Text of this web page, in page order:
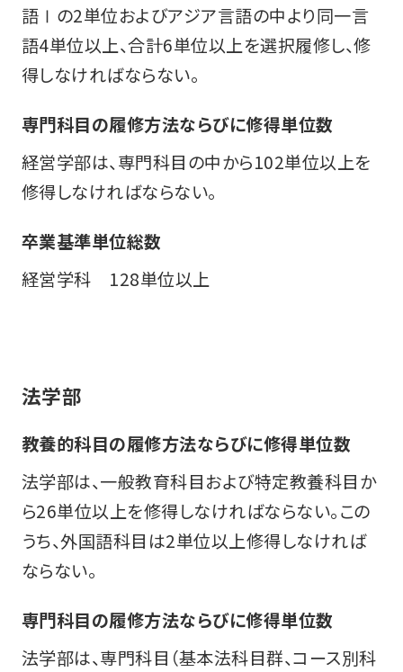
語Ⅰの2単位およびアジア言語の中より同一言
語4単位以上、合計6単位以上を選択履修し、修
得しなければならない。
専門科目の履修方法ならびに修得単位数
経営学部は、専門科目の中から102単位以上を
修得しなければならない。
卒業基準単位総数
経営学科 128単位以上
法学部
教養的科目の履修方法ならびに修得単位数
法学部は、一般教育科目および特定教養科目か
ら26単位以上を修得しなければならない。この
うち、外国語科目は2単位以上修得しなければ
ならない。
専門科目の履修方法ならびに修得単位数
法学部は、専門科目（基本法科目群、コース別科